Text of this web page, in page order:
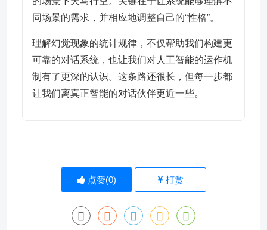
同场景的需求，并相应地调整自己的“性格”。
理解幻觉现象的统计规律，不仅帮助我们构建更
可靠的对话系统，也让我们对人工智能的运作机
制有了更深的认识。这条路还很长，但每一步都
让我们离真正智能的对话伙伴更近一些。
点赞(0) 打赏